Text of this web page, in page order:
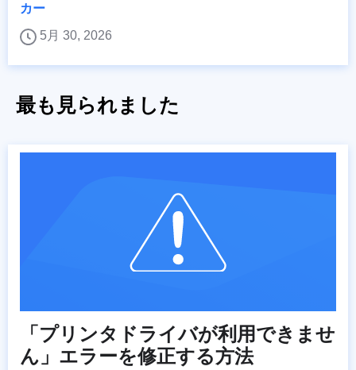
カー
5月 30, 2026
最も見られました
「プリンタドライバが利用できませ
ん」エラーを修正する方法